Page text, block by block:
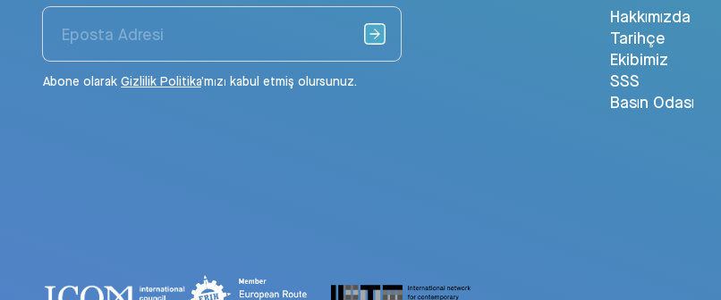
Abone olarak Gizlilik Politika’mızı kabul etmiş olursunuz.
Hakkımızda
Tarihçe
Ekibimiz
SSS
Basın Odası